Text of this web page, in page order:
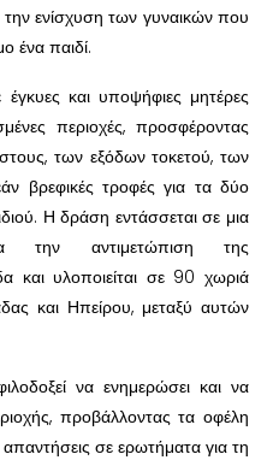
ενίσχυση των γυναικών που
ένα παιδί.
και υποψήφιες μητέρες
περιοχές, προσφέροντας
των εξόδων τοκετού, των
βρεφικές τροφές για τα δύο
Η δράση εντάσσεται σε μια
την αντιμετώπιση της
και υλοποιείται σε 90 χωριά
και Ηπείρου, μεταξύ αυτών
να ενημερώσει και να
προβάλλοντας τα οφέλη
σε ερωτήματα για τη